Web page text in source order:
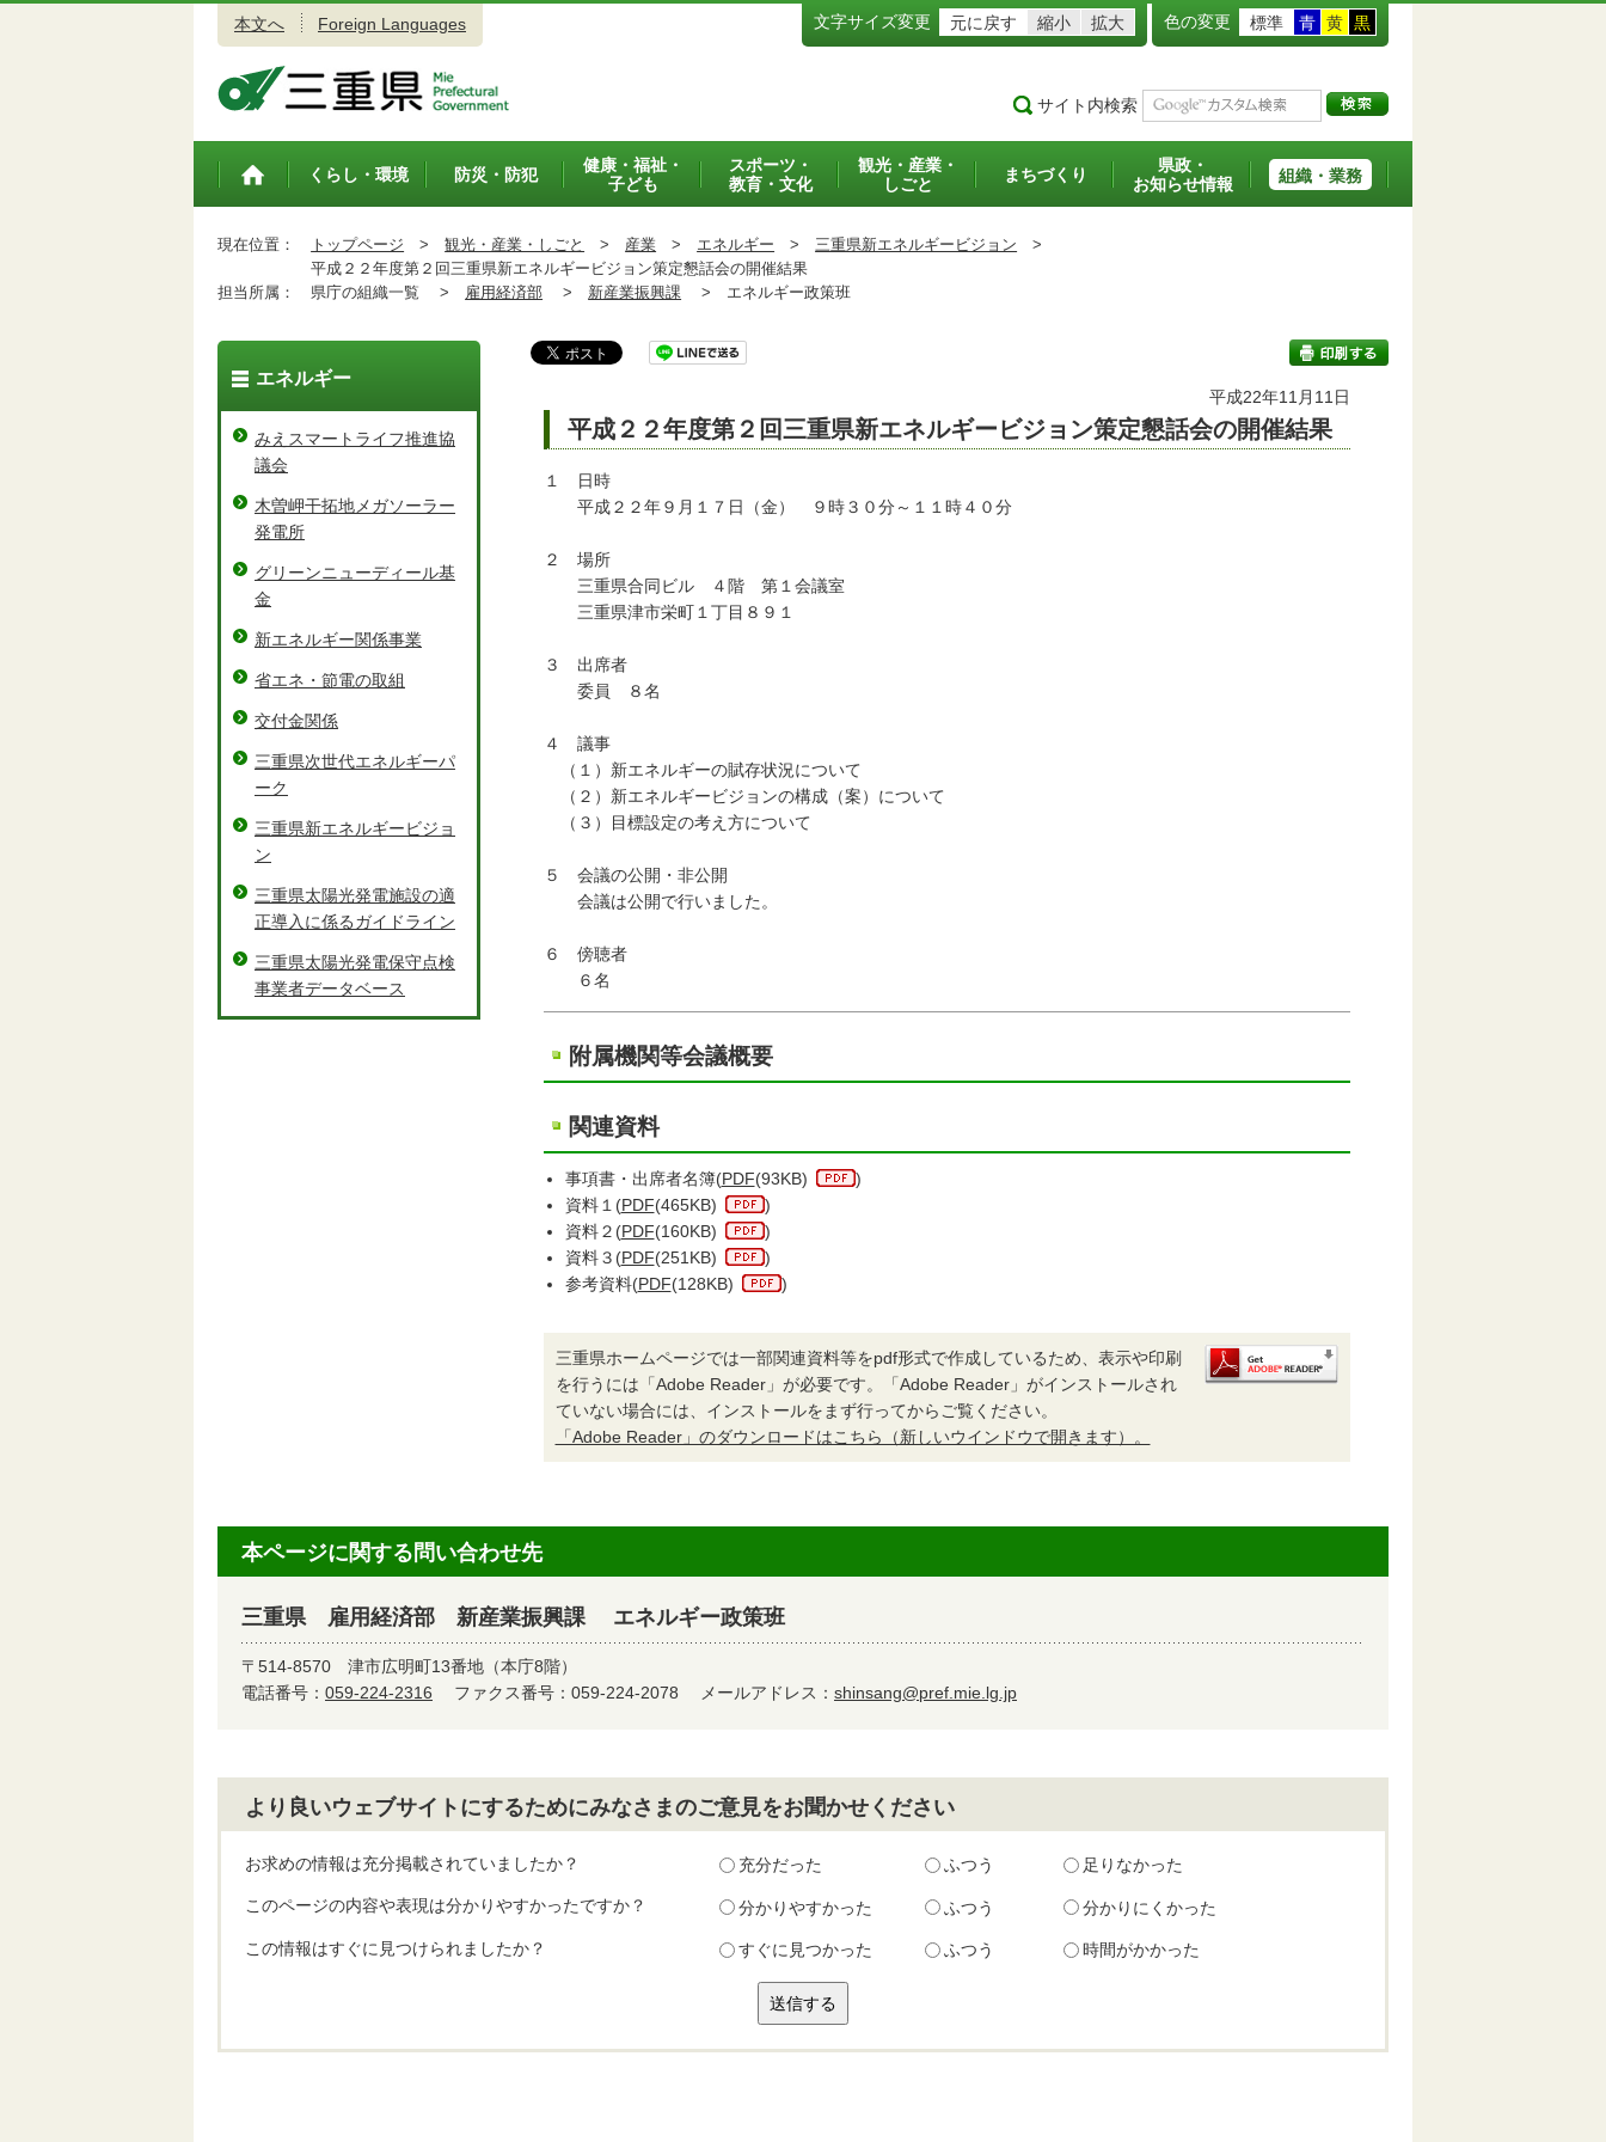
本文へ Foreign Languages 文字サイズ変更 元に戻す 縮小 拡大 色の変更 標準 青 黄 黒
サイト内検索
トップペ
くらし・環境 防災・防犯
健康・福祉・
子ども
スポーツ・
教育・文化
観光・産業・
しごと
まちづくり
県政・
お知らせ情報
組織・業務
現在位置： トップページ > 観光・産業・しごと > 産業 > エネルギー > 三重県新エネルギービジョン >
平成２２年度第２回三重県新エネルギービジョン策定懇話会の開催結果
担当所属：
県庁の組織一覧 > 雇用経済部 > 新産業振興課 > エネルギー政策班
印刷する
平成22年11月11日
平成２２年度第２回三重県新エネルギービジョン策定懇話会の開催結果
１ 日時
平成２２年９月１７日（金） ９時３０分～１１時４０分
２ 場所
三重県合同ビル ４階 第１会議室
三重県津市栄町１丁目８９１
３ 出席者
委員 ８名
４ 議事
（１）新エネルギーの賦存状況について
（２）新エネルギービジョンの構成（案）について
（３）目標設定の考え方について
５ 会議の公開・非公開
会議は公開で行いました。
６ 傍聴者
６名
附属機関等会議概要
関連資料
事項書・出席者名簿(PDF(93KB)
)
資料１(PDF(465KB)
)
資料２(PDF(160KB)
)
資料３(PDF(251KB)
)
参考資料(PDF(128KB) )
三重県ホームページでは一部関連資料等をpdf形式で作成しているため、表示や印刷
を行うには「Adobe Reader」が必要です。「Adobe Reader」がインストールされ
ていない場合には、インストールをまず行ってからご覧ください。
「Adobe Reader」のダウンロードはこちら（新しいウインドウで開きます）。
エネルギー
みえスマートライフ推進協
議会
木曽岬干拓地メガソーラー
発電所
グリーンニューディール基
金
新エネルギー関係事業
省エネ・節電の取組
交付金関係
三重県次世代エネルギーパ
ーク
三重県新エネルギービジョ
ン
三重県太陽光発電施設の適
正導入に係るガイドライン
三重県太陽光発電保守点検
事業者データベース
本ページに関する問い合わせ先
三重県 雇用経済部 新産業振興課 エネルギー政策班
〒514-8570 津市広明町13番地（本庁8階）
電話番号： 059-224-2316 ファクス番号：059-224-2078 メールアドレス： shinsang@pref.mie.lg.jp
より良いウェブサイトにするためにみなさまのご意見をお聞かせください
お求めの情報は充分掲載されていましたか？ 充分だった ふつう 足りなかった
このページの内容や表現は分かりやすかったですか？ 分かりやすかった ふつう 分かりにくかった
この情報はすぐに見つけられましたか？ すぐに見つかった ふつう 時間がかかった